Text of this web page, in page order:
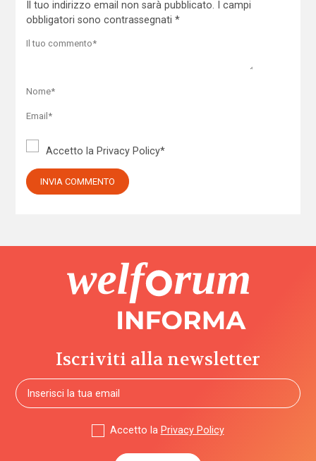
Il tuo indirizzo email non sarà pubblicato.
I campi
obbligatori sono contrassegnati *
Accetto la Privacy Policy*
Iscriviti alla newsletter
Accetto la Privacy Policy